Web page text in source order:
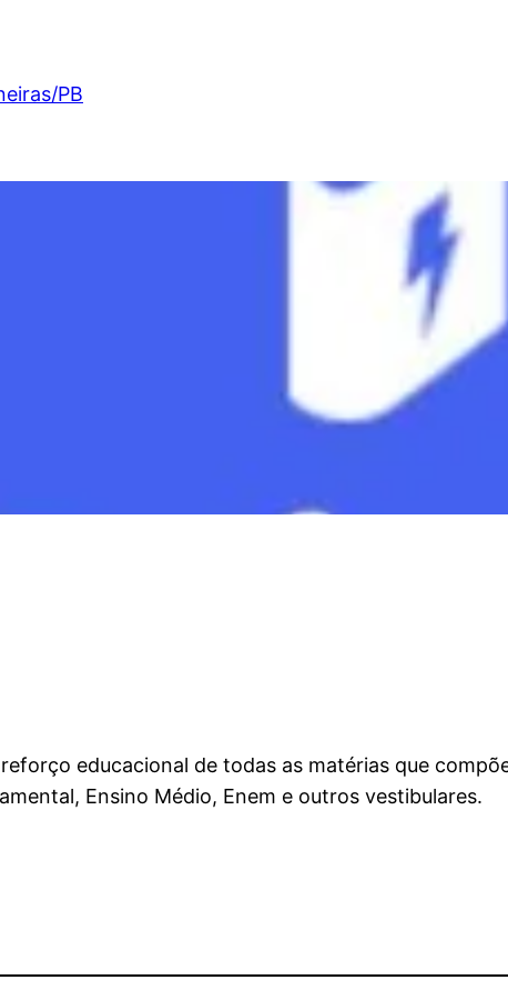
PB
educacional de todas as matérias que
Ensino Médio, Enem e outros vestibulares.